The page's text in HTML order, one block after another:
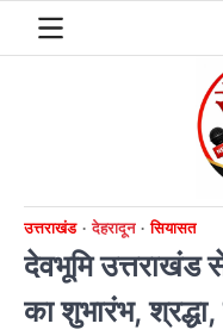
उत्तराखंड देहरादून सियासत
देवभूमि उत्तराखंड
का शुभारंभ,